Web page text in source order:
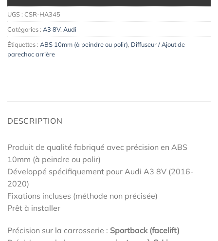
UGS : CSR-HA345
Catégories : A3 8V, Audi
Étiquettes : ABS 10mm (à peindre ou polir), Diffuseur / Ajout de
parechoc arrière
DESCRIPTION
Produit de qualité fabriqué avec précision en ABS
10mm (à peindre ou polir)
Développé spécifiquement pour Audi A3 8V (2016-
2020)
Fixations incluses (méthode non précisée)
Prêt à installer
Précision sur la carrosserie : Sportback (facelift)